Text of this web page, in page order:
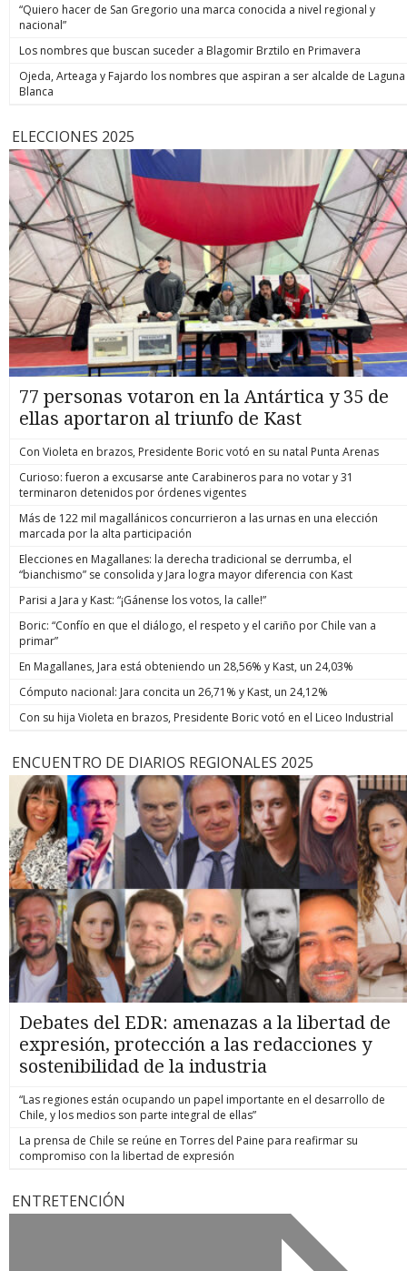
“Quiero hacer de San Gregorio una marca conocida a nivel regional y
nacional”
Los nombres que buscan suceder a Blagomir Brztilo en Primavera
Ojeda, Arteaga y Fajardo los nombres que aspiran a ser alcalde de Laguna
Blanca
ELECCIONES 2025
77 personas votaron en la Antártica y 35 de
ellas aportaron al triunfo de Kast
Con Violeta en brazos, Presidente Boric votó en su natal Punta Arenas
Curioso: fueron a excusarse ante Carabineros para no votar y 31
terminaron detenidos por órdenes vigentes
Más de 122 mil magallánicos concurrieron a las urnas en una elección
marcada por la alta participación
Elecciones en Magallanes: la derecha tradicional se derrumba, el
“bianchismo” se consolida y Jara logra mayor diferencia con Kast
Parisi a Jara y Kast: “¡Gánense los votos, la calle!”
Boric: “Confío en que el diálogo, el respeto y el cariño por Chile van a
primar”
En Magallanes, Jara está obteniendo un 28,56% y Kast, un 24,03%
Cómputo nacional: Jara concita un 26,71% y Kast, un 24,12%
Con su hija Violeta en brazos, Presidente Boric votó en el Liceo Industrial
ENCUENTRO DE DIARIOS REGIONALES 2025
Debates del EDR: amenazas a la libertad de
expresión, protección a las redacciones y
sostenibilidad de la industria
“Las regiones están ocupando un papel importante en el desarrollo de
Chile, y los medios son parte integral de ellas”
La prensa de Chile se reúne en Torres del Paine para reafirmar su
compromiso con la libertad de expresión
ENTRETENCIÓN